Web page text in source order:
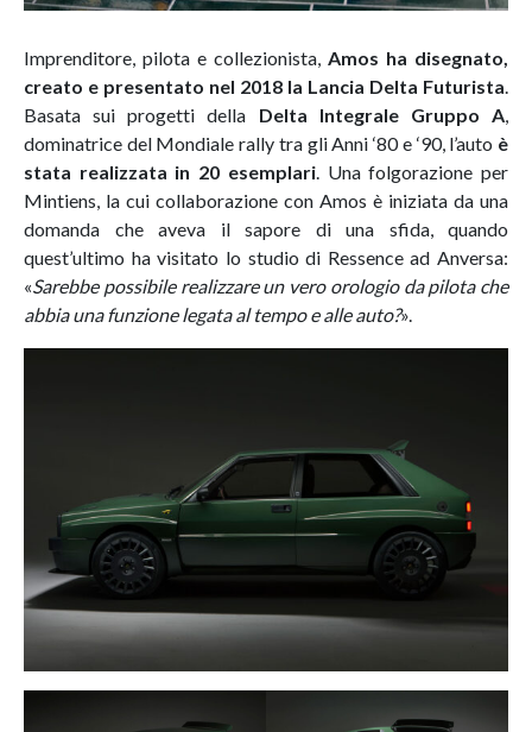
Imprenditore, pilota e collezionista, Amos ha disegnato,
creato e presentato nel 2018 la Lancia Delta Futurista.
Basata sui progetti della Delta Integrale Gruppo A,
dominatrice del Mondiale rally tra gli Anni ‘80 e ‘90, l’auto è
stata realizzata in 20 esemplari. Una folgorazione per
Mintiens, la cui collaborazione con Amos è iniziata da una
domanda che aveva il sapore di una sfida, quando
quest’ultimo ha visitato lo studio di Ressence ad Anversa:
«Sarebbe possibile realizzare un vero orologio da pilota che
abbia una funzione legata al tempo e alle auto?».